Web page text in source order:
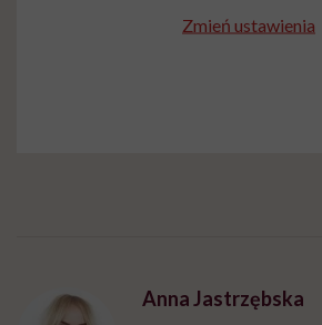
Zmień ustawienia
Anna Jastrzębska